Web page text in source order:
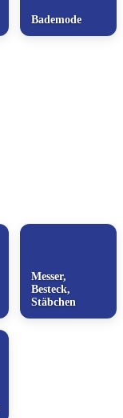
Bademode
Messer,
Besteck,
Stäbchen